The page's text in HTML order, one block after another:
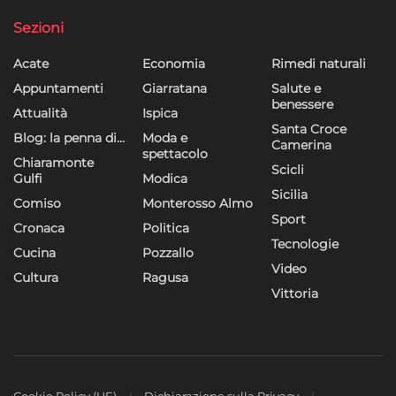
personalizzati, Sviluppare e migliorare i servizi, Utilizzare dati
Funzionalità Sempre attivo
Abbinare e combinare dati provenienti da altre
fonti di dati, Collegare diversi dispositivi,
Identificare i dispositivi in base alle informazioni
trasmesse automaticamente.
Utilizzare dati di geolocalizzazione precisi,
Riconoscere i dispositivi in base a informazioni
privacy.
Sezioni
Acate
Appuntamenti
Attualità
Blog: la penna di…
Chiaramonte
Gulfi
Comiso
Cronaca
Cucina
Cultura
Economia
Giarratana
Ispica
Moda e
spettacolo
Modica
Monterosso Almo
Politica
Pozzallo
Ragusa
Rimedi naturali
Salute e
benessere
Santa Croce
Camerina
Scicli
Sicilia
Sport
Tecnologie
Video
Vittoria